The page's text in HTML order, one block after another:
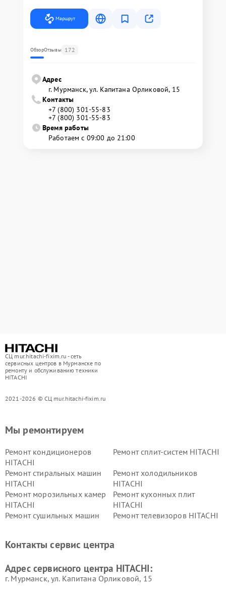
Маршрут
ОбзорОтзывы 172
Адрес
г. Мурманск, ул. Капитана Орликовой, 15
Контакты
+7 (800) 301-55-83
+7 (800) 301-55-83
Время работы
Работаем с 09:00 до 21:00
СЦ mur.hitachi-fixim.ru - сеть
сервисных центров в Мурманске по
ремонту и обслуживанию техники
HITACHI
2021-2026 © СЦ mur.hitachi-fixim.ru
Мы ремонтируем
Ремонт кондиционеров
HITACHI
Ремонт сплит-систем HITACHI
Ремонт стиральных машин
HITACHI
Ремонт холодильников
HITACHI
Ремонт морозильных камер
HITACHI
Ремонт кухонных плит
HITACHI
Ремонт сушильных машин
Ремонт телевизоров HITACHI
данных HITACHI
HITACHI
HITACHI
HITACHI
Контакты сервис центра
Адрес сервисного центра HITACHI:
г. Мурманск, ул. Капитана Орликовой, 15